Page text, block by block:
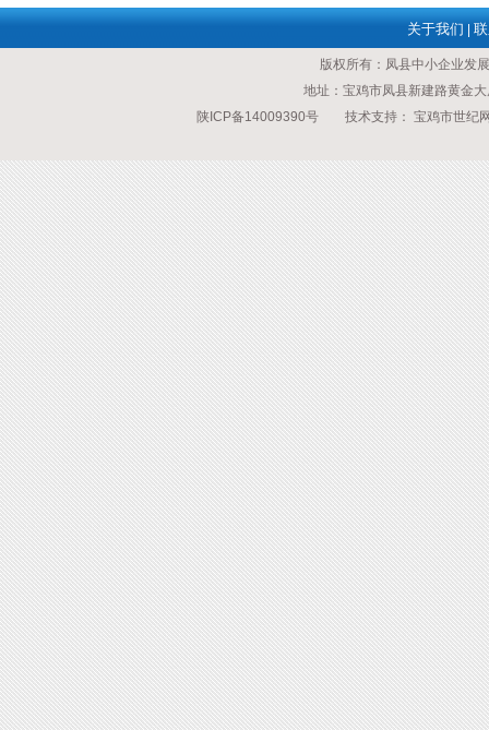
关于我们
版权所有：凤县中小企业
地址：宝鸡市凤县新建路黄
陕ICP备14009390号 技术支持： 宝鸡市世纪